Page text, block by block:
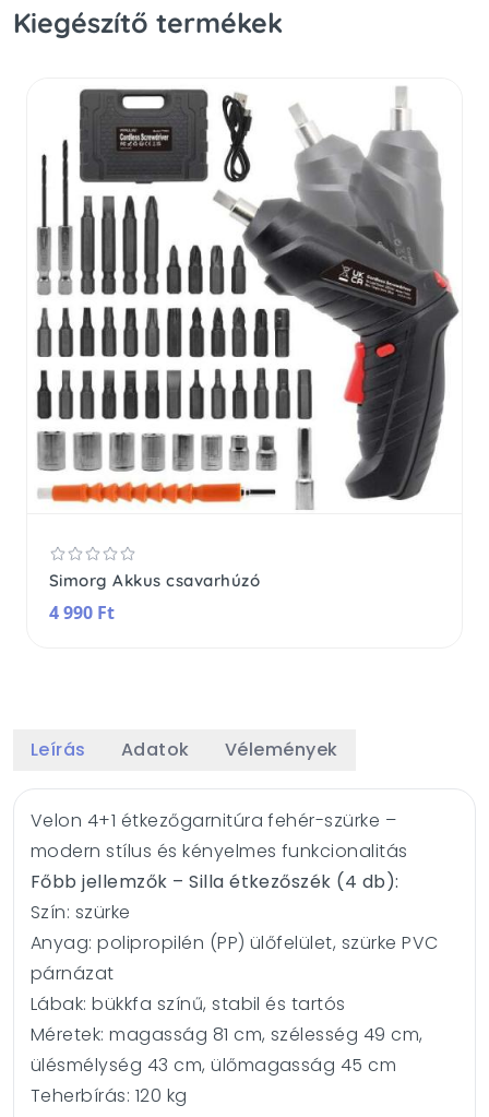
Kiegészítő termékek
Simorg Akkus csavarhúzó
4 990 Ft
Leírás Adatok Vélemények
Velon 4+1 étkezőgarnitúra fehér-szürke –
modern stílus és kényelmes funkcionalitás
Főbb jellemzők – Silla étkezőszék (4 db):
Szín: szürke
Anyag: polipropilén (PP) ülőfelület, szürke PVC
párnázat
Lábak: bükkfa színű, stabil és tartós
Méretek: magasság 81 cm, szélesség 49 cm,
ülésmélység 43 cm, ülőmagasság 45 cm
Teherbírás: 120 kg